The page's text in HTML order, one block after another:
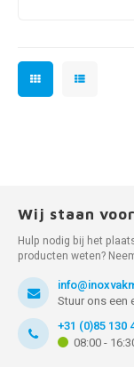
Wij staan
Hulp nodig bij het
producten weten?
Stuur ons een
+31 (0)85 130
08:00 -